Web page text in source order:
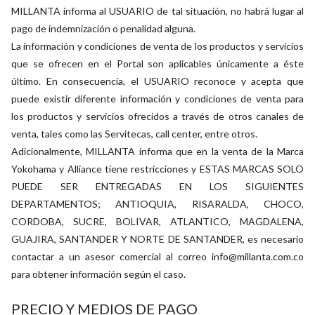
MILLANTA informa al USUARIO de tal situación, no habrá lugar al
pago de indemnización o penalidad alguna.
La información y condiciones de venta de los productos y servicios
que se ofrecen en el Portal son aplicables únicamente a éste
último. En consecuencia, el USUARIO reconoce y acepta que
puede existir diferente información y condiciones de venta para
los productos y servicios ofrecidos a través de otros canales de
venta, tales como las Servitecas, call center, entre otros.
Adicionalmente, MILLANTA informa que en la venta de la Marca
Yokohama y Alliance tiene restricciones y ESTAS MARCAS SOLO
PUEDE SER ENTREGADAS EN LOS SIGUIENTES
DEPARTAMENTOS; ANTIOQUIA, RISARALDA, CHOCO,
CORDOBA, SUCRE, BOLIVAR, ATLANTICO, MAGDALENA,
GUAJIRA, SANTANDER Y NORTE DE SANTANDER, es necesario
contactar a un asesor comercial al correo info@millanta.com.co
para obtener información según el caso.
PRECIO Y MEDIOS DE PAGO